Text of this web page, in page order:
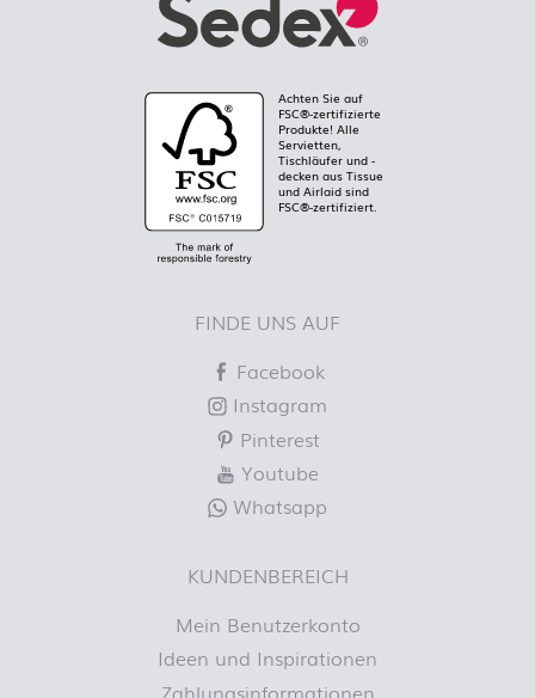
Achten Sie auf
FSC®-zertifizierte
Produkte! Alle
Servietten,
Tischläufer und -
decken aus Tissue
und Airlaid sind
FSC®-zertifiziert.
FINDE UNS AUF
Facebook
Instagram
Pinterest
Youtube
Whatsapp
KUNDENBEREICH
Mein Benutzerkonto
Ideen und Inspirationen
Zahlungsinformationen